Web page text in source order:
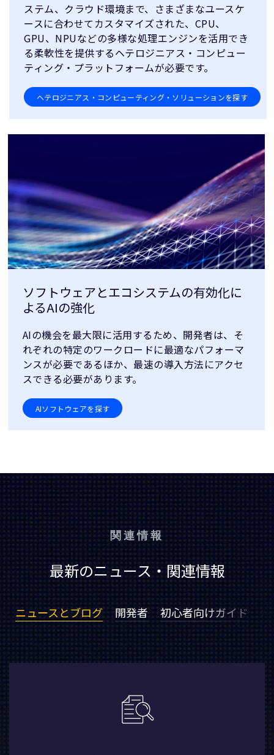
ステム、クラウド環境まで、さまざまなユースケ
ースに合わせてカスタマイズされた、CPU、
GPU、NPUなどの多様な処理エンジンを活用でき
る柔軟性を提供するヘテロジニアス・コンピュー
ティング・プラットフォームが必要です。
ヘテロジニアス・コンピューティング・ソリューションを探す
ソフトウェアとエコシステムの有効化に
よるAIの強化
AIの機会を最大限に活用するため、開発者は、そ
れぞれの特定のワークロードに最適なパフォーマ
ンスが必要であるほか、最速の導入方法にアクセ
スできる必要があります。
AIソフトウェアを探す
関連情報
最新のニュース・関連情報
ニュースとブログ 開発者 初心者向けガイド